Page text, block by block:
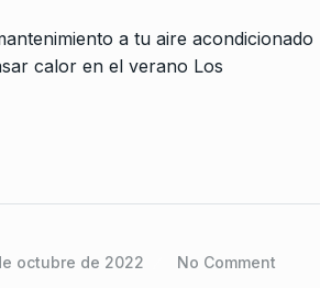
a tu aire acondicionado
calor en el verano Los
octubre de 2022 No Comment